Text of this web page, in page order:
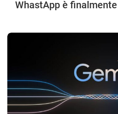
WhastApp è